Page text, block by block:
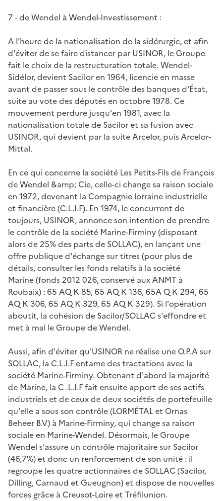
7 - de Wendel à Wendel-Investissement :
A l'heure de la nationalisation de la sidérurgie, et afin
d'éviter de se faire distancer par USINOR, le Groupe
fait le choix de la restructuration totale. Wendel-
Sidélor, devient Sacilor en 1964, licencie en masse
avant de passer sous le contrôle des banques d'État,
suite au vote des députés en octobre 1978. Ce
mouvement perdure jusqu'en 1981, avec la
nationalisation totale de Sacilor et sa fusion avec
USINOR, qui devient par la suite Arcelor, puis Arcelor-
Mittal.
En ce qui concerne la société Les Petits-Fils de François
de Wendel &amp; Cie, celle-ci change sa raison sociale
en 1972, devenant la Compagnie lorraine industrielle
et financière (C.L.I.F). En 1974, le concurrent de
toujours, USINOR, annonce son intention de prendre
le contrôle de la société Marine-Firminy (disposant
alors de 25% des parts de SOLLAC), en lançant une
offre publique d'échange sur titres (pour plus de
détails, consulter les fonds relatifs à la société
Marine (fonds 2012 026, conservé aux ANMT à
Roubaix) : 65 AQ K 85, 65 AQ K 136, 65A Q K 294, 65
AQ K 306, 65 AQ K 329, 65 AQ K 329). Si l'opération
aboutit, la cohésion de Sacilor/SOLLAC s'effondre et
met à mal le Groupe de Wendel.
Aussi, afin d'éviter qu'USINOR ne réalise une O.P.A sur
SOLLAC, la C.L.I.F entame des tractations avec la
société Marine-Firminy. Obtenant d'abord la majorité
de Marine, la C .L.I.F fait ensuite apport de ses actifs
industriels et de ceux de deux sociétés de portefeuille
qu'elle a sous son contrôle (LORMÉTAL et Ornas
Beheer B.V) à Marine-Firminy, qui change sa raison
sociale en Marine-Wendel. Désormais, le Groupe
Wendel s'assure un contrôle majoritaire sur Sacilor
(46,7%) et donc un renforcement de son unité : il
regroupe les quatre actionnaires de SOLLAC (Sacilor,
Dilling, Carnaud et Gueugnon) et dispose de nouvelles
forces grâce à Creusot-Loire et Tréfilunion.